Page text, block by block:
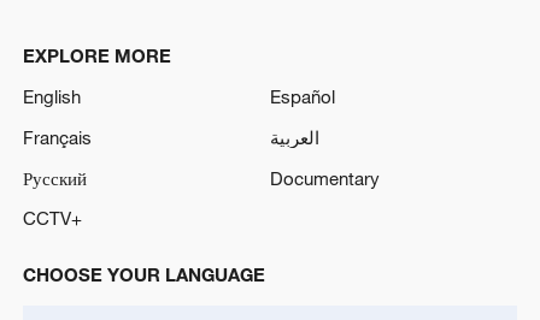
EXPLORE MORE
English
Español
Français
العربية
Русский
Documentary
CCTV+
CHOOSE YOUR LANGUAGE